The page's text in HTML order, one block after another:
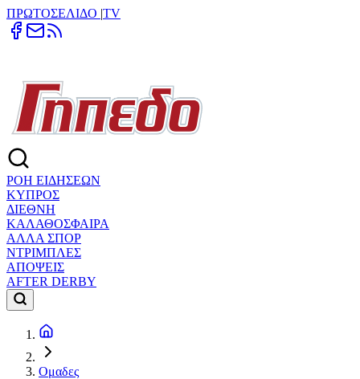
ΠΡΩΤΟΣΕΛΙΔΟ |TV
ΡΟΗ ΕΙΔΗΣΕΩΝ
ΚΥΠΡΟΣ
ΔΙΕΘΝΗ
ΚΑΛΑΘΟΣΦΑΙΡΑ
ΑΛΛΑ ΣΠΟΡ
ΝΤΡΙΜΠΛΕΣ
ΑΠΟΨΕΙΣ
AFTER DERBY
Ομαδες